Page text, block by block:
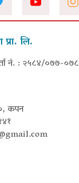
प्रा. लि.
नं. : २५८४/०७७-०७८
कपन